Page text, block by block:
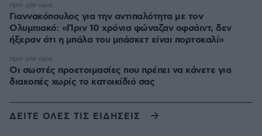
Γιαννακόπουλος για την αντιπαλότητα με τον
Ολυμπιακό: «Πριν 10 χρόνια φώναζαν οφσάιντ, δεν
ήξεραν ότι η μπάλα του μπάσκετ είναι πορτοκαλί»
πριν μία ώρα
Οι σωστές προετοιμασίες που πρέπει να κάνετε για
διακοπές χωρίς το κατοικίδιό σας
πριν μία ώρα
ΔΕΙΤΕ ΟΛΕΣ ΤΙΣ ΕΙΔΗΣΕΙΣ